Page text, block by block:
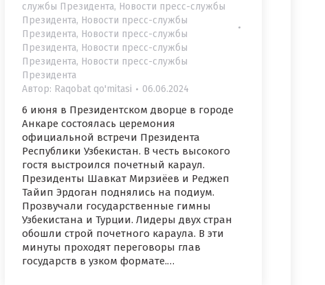
службы Президента, Новости пресс-службы
Президента, Новости пресс-службы
Президента, Новости пресс-службы
Президента, Новости пресс-службы
Президента, Новости пресс-службы
Президента
Автор: Raqobat qo'mitasi 06.06.2024
6 июня в Президентском дворце в городе
Анкаре состоялась церемония
официальной встречи Президента
Республики Узбекистан. В честь высокого
гостя выстроился почетный караул.
Президенты Шавкат Мирзиёев и Реджеп
Тайип Эрдоган поднялись на подиум.
Прозвучали государственные гимны
Узбекистана и Турции. Лидеры двух стран
обошли строй почетного караула. В эти
минуты проходят переговоры глав
государств в узком формате.…